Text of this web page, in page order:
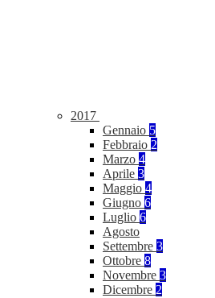
2017
Gennaio 5
Febbraio 2
Marzo 4
Aprile 3
Maggio 4
Giugno 6
Luglio 6
Agosto
Settembre 3
Ottobre 8
Novembre 3
Dicembre 2